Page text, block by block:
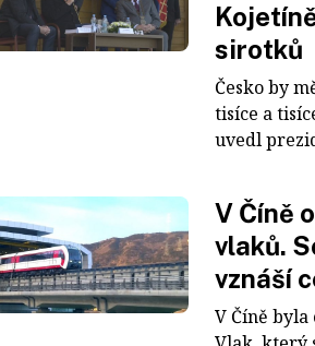
sirotků
Česko by
tisíce a
uvedl
V Číně
vlaků.
vznáší
V Číně